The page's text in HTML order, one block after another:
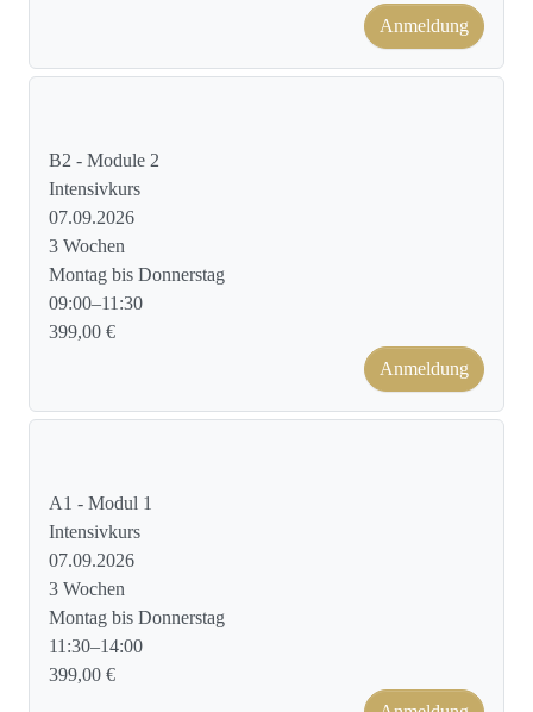
Anmeldung
B2 - Module 2
Intensivkurs
07.09.2026
3 Wochen
Montag bis Donnerstag
09:00–11:30
399,00 €
Anmeldung
A1 - Modul 1
Intensivkurs
07.09.2026
3 Wochen
Montag bis Donnerstag
11:30–14:00
399,00 €